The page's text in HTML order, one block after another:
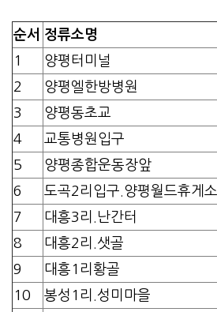
순서 정류소명
1
양평터미널
2
양평엘한방병원
3
양평동초교
4
교통병원입구
5
양평종합운동장앞
6
도곡2리입구.양평월드휴게소
7
대흥3리.난간터
8
대흥2리.샛골
9
대흥1리황골
10
봉성1리.성미마을